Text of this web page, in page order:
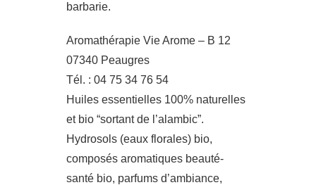
barbarie.
Aromathérapie Vie Arome – B 12
07340 Peaugres
Tél. : 04 75 34 76 54
Huiles essentielles 100% naturelles
et bio “sortant de l’alambic”.
Hydrosols (eaux florales) bio,
composés aromatiques beauté-
santé bio, parfums d’ambiance,